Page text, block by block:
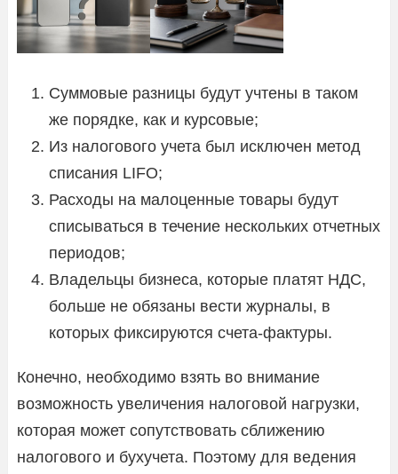
Суммовые разницы будут учтены в таком
же порядке, как и курсовые;
Из налогового учета был исключен метод
списания LIFO;
Расходы на малоценные товары будут
списываться в течение нескольких отчетных
периодов;
Владельцы бизнеса, которые платят НДС,
больше не обязаны вести журналы, в
которых фиксируются счета-фактуры.
Конечно, необходимо взять во внимание
возможность увеличения налоговой нагрузки,
которая может сопутствовать сближению
налогового и бухучета. Поэтому для ведения